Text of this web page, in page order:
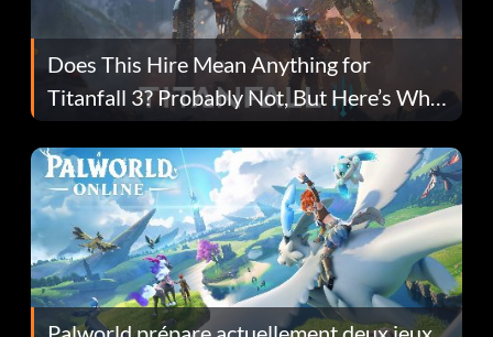
Does This Hire Mean Anything for
Titanfall 3? Probably Not, But Here’s Why
Fans Are Hopeful